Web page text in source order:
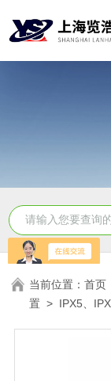
当前位置：首页
置 > IPX5、